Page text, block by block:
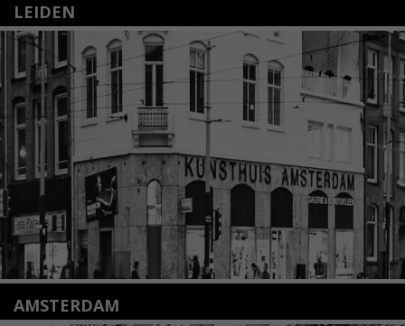
LEIDEN
Nieuwstraat 35
2312 KA Leiden
+31(0)71 – 52 84 480
info@kunsthuisleiden.nl
Lees meer
AMSTERDAM